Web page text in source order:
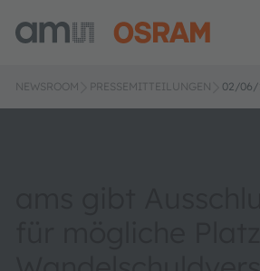
NEWSROOM PRESSEMITTEILUNGEN 02/06/